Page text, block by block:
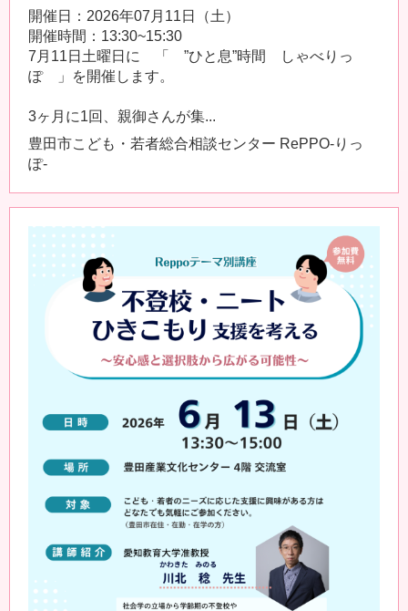
開催日：2026年07月11日（土）
開催時間：13:30~15:30
7月11日土曜日に 「 ”ひと息”時間 しゃべりっ
ぽ 」を開催します。
3ヶ月に1回、親御さんが集...
豊田市こども・若者総合相談センター RePPO-りっ
ぽ-